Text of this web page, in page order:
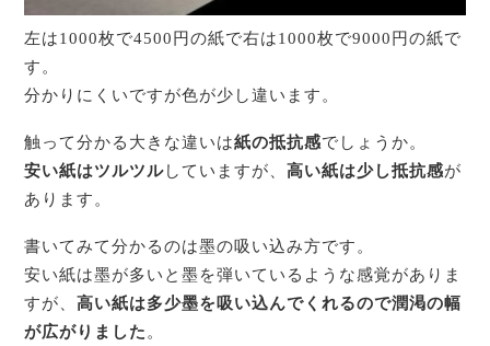
左は1000枚で4500円の紙で右は1000枚で9000円の紙で
す。
分かりにくいですが色が少し違います。
触って分かる大きな違いは紙の抵抗感でしょうか。
安い紙はツルツルしていますが、高い紙は少し抵抗感が
あります。
書いてみて分かるのは墨の吸い込み方です。
安い紙は墨が多いと墨を弾いているような感覚がありま
すが、高い紙は多少墨を吸い込んでくれるので潤渇の幅
が広がりました 。